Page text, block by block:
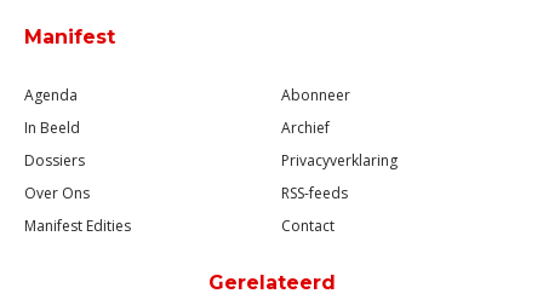
Manifest
Agenda
In Beeld
Dossiers
Over Ons
Manifest Edities
Abonneer
Archief
Privacyverklaring
RSS-feeds
Contact
Gerelateerd